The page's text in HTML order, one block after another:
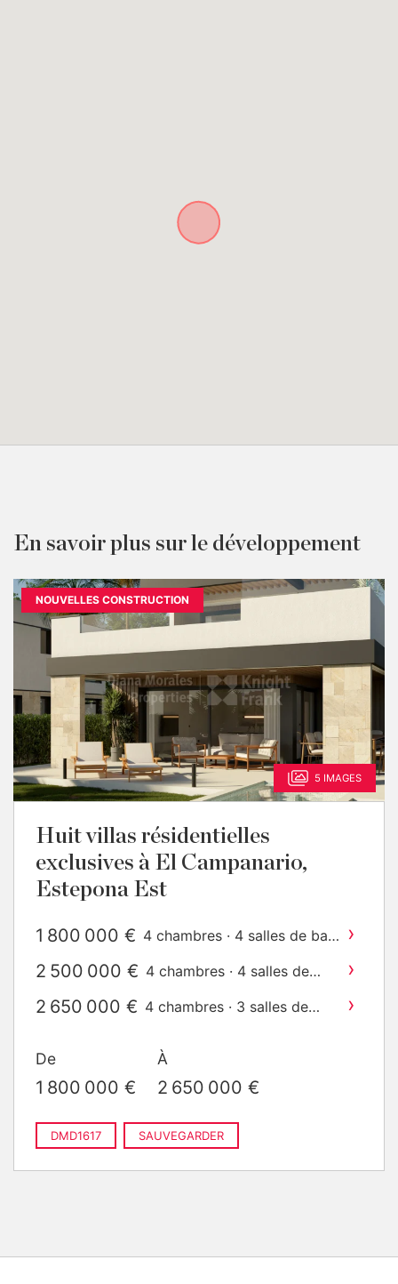
En savoir plus sur le développement
NOUVELLES CONSTRUCTION
5 IMAGES
Huit villas résidentielles
exclusives à El Campanario,
Estepona Est
1 800 000 € 4 chambres · 4 salles de bain ›
2 500 000 € 4 chambres · 4 salles de
›
2 650 000 € 4 chambres · 3 salles de
›
De
1 800 000 €
À
2 650 000 €
DMD1617 SAUVEGARDER